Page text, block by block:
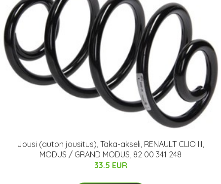
Jousi (auton jousitus), Taka-akseli, RENAULT CLIO III,
MODUS / GRAND MODUS, 82 00 341 248
33.5 EUR